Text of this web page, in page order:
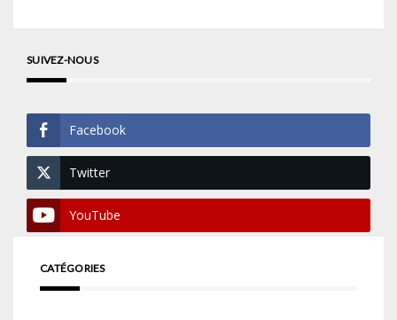
SUIVEZ-NOUS
Facebook
Twitter
YouTube
CATÉGORIES